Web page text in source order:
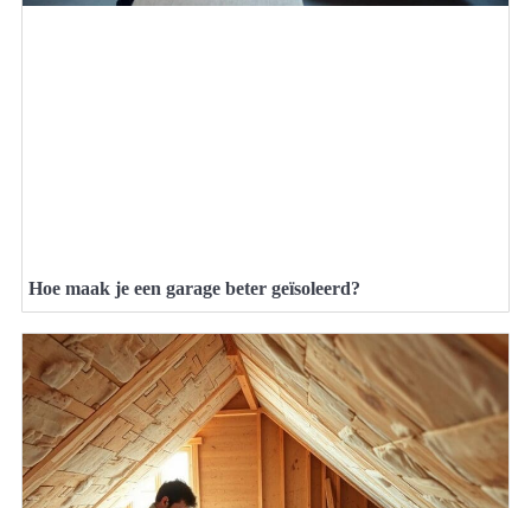
Hoe maak je een garage beter geïsoleerd?